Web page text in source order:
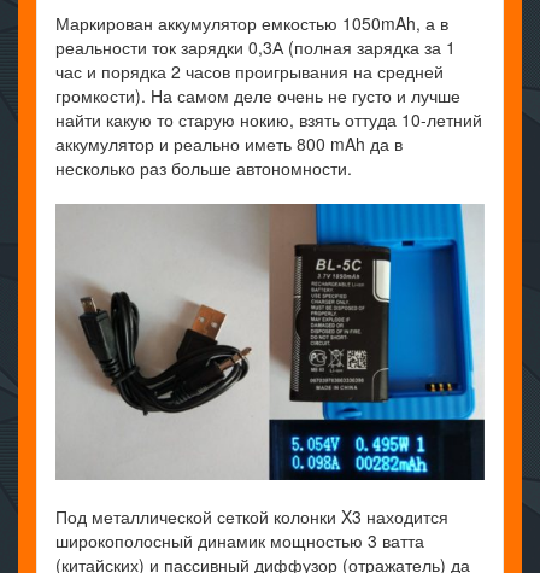
Маркирован аккумулятор емкостью 1050mAh, а в
реальности ток зарядки 0,3А (полная зарядка за 1
час и порядка 2 часов проигрывания на средней
громкости). На самом деле очень не густо и лучше
найти какую то старую нокию, взять оттуда 10-летний
аккумулятор и реально иметь 800 mAh да в
несколько раз больше автономности.
Под металлической сеткой колонки X3 находится
широкополосный динамик мощностью 3 ватта
(китайских) и пассивный диффузор (отражатель) да